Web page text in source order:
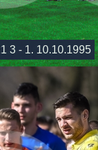
3 - 1. 10.10.1995